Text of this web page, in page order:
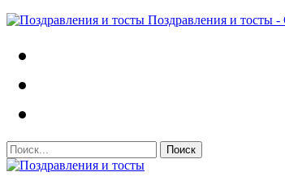
Поздравления и тосты